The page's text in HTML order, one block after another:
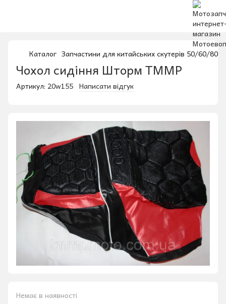
Каталог Запчастини для китайських скутерів 50/60/80/
Чохол сидіння Шторм ТММР
Артикул: 20w155 Написати відгук
Немає в наявності